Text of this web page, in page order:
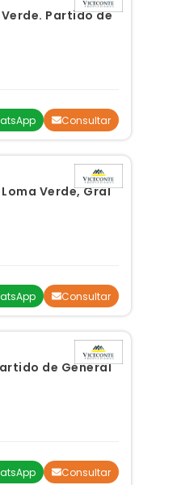
Consultar
Consultar
de General
Consultar